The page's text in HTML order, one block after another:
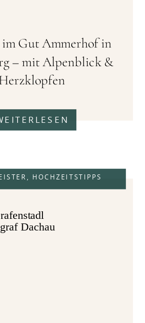
Gut Ammerhof in
– mit Alpenblick &
, HOCHZEITSTIPPS